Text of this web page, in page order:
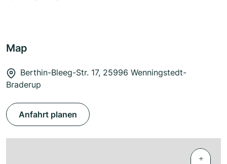
Map
Berthin-Bleeg-Str. 17, 25996 Wenningstedt-
Braderup
Anfahrt planen
+